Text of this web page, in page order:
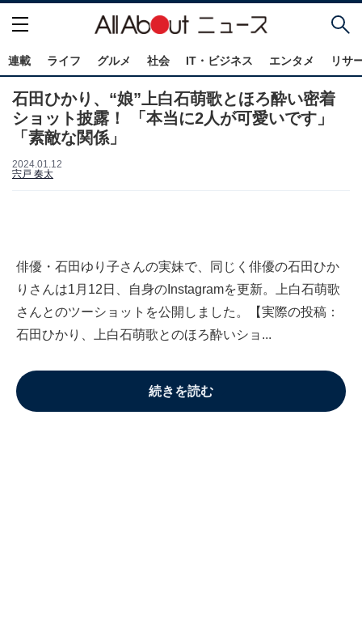
連載 ライフ グルメ 社会 IT・ビジネス エンタメ リサ
石田ひかり、“娘”上白石萌歌とほろ酔い密着
ショット披露！ 「本当に2人が可愛いです」
「素敵な関係」
2024.01.12
宍戸 奏太
俳優・石田ゆり子さんの実妹で、同じく俳優の石田ひか
りさんは1月12日、自身のInstagramを更新。上白石萌歌
さんとのツーショットを公開しました。【実際の投稿：
石田ひかり、上白石萌歌とのほろ酔いショ...
続きを読む